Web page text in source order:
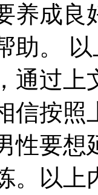
养成良
助。
通过上
信按照
性要想
。以上